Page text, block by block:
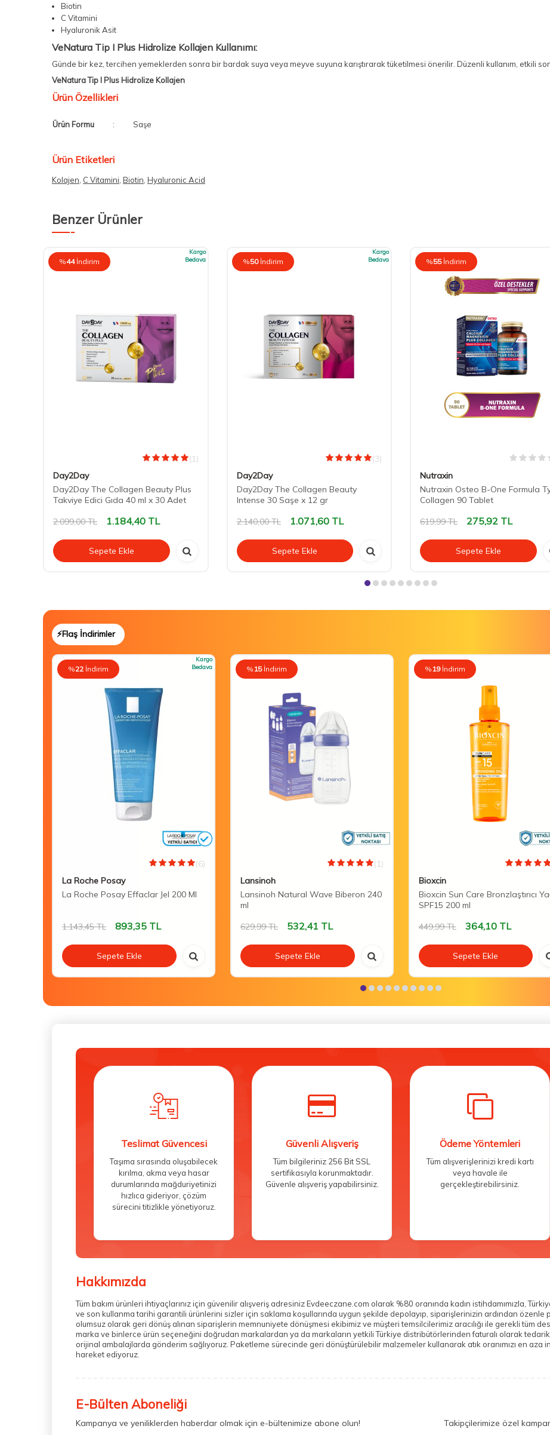
Biotin
C Vitamini
Hyaluronik Asit
VeNatura Tip I Plus Hidrolize Kollajen Kullanımı:
Günde bir kez, tercihen yemeklerden sonra bir bardak suya veya meyve suyuna karıştırarak tüketilmesi önerilir. Düzenli kullanım, etkili
VeNatura Tip I Plus Hidrolize Kollajen
Ürün Özellikleri
Ürün Formu : Saşe
Ürün Etiketleri
Kolajen, C Vitamini, Biotin, Hyaluronic Acid
Benzer Ürünler
%44 İndirim
Kargo
Bedava
(1)
Day2Day
Day2Day The Collagen Beauty Plus
Takviye Edici Gıda 40 ml x 30 Adet
2.099,00TL 1.184,40 TL
Sepete Ekle
%50 İndirim
Kargo
Bedava
(3)
Day2Day
Day2Day The Collagen Beauty
Intense 30 Saşe x 12 gr
2.140,00TL 1.071,60TL
Sepete Ekle
%55 İndirim
Nutraxin
Nutraxin Osteo B-One Formula
Collagen 90 Tablet
619,99TL 275,92 TL
Sepete Ekle
⚡Flaş İndirimler
%22 İndirim
Kargo
Bedava
(6)
La Roche Posay
La Roche Posay Effaclar Jel 200 Ml
1.143,45TL 893,35 TL
Sepete Ekle
%15 İndirim
(1)
Lansinoh
Lansinoh Natural Wave Biberon 240
ml
629,99TL 532,41 TL
Sepete Ekle
%19 İndirim
Bioxcin
Bioxcin Sun Care Bronzlaştırıcı
SPF15 200 ml
449,99TL 364,10TL
Sepete Ekle
Teslimat Güvencesi
Taşıma sırasında oluşabilecek
kırılma, akma veya hasar
durumlarında mağduriyetinizi
hızlıca gideriyor, çözüm
sürecini titizlikle yönetiyoruz.
Güvenli Alışveriş
Tüm bilgileriniz 256 Bit SSL
sertifikasıyla korunmaktadır.
Güvenle alışveriş yapabilirsiniz.
Ödeme Yöntemleri
Tüm alışverişlerinizi kredi kartı
veya havale ile
gerçekleştirebilirsiniz.
Hakkımızda
Tüm bakım ürünleri ihtiyaçlarınız için güvenilir alışveriş adresiniz Evdeeczane.com olarak %80 oranında kadın istihdamımızla,
ve son kullanma tarihi garantili ürünlerini sizler için saklama koşullarında uygun şekilde depolayıp, siparişlerinizin ardından özenle
olumsuz olarak geri dönüş alınan siparişlerin memnuniyete dönüşmesi ekibimiz ve müşteri temsilcilerimiz aracılığı ile gerekli tüm
marka ve binlerce ürün seçeneğini doğrudan markalardan ya da markaların yetkili Türkiye distribütörlerinden faturalı olarak
orijinal ambalajlarda gönderim sağlıyoruz. Paketleme sürecinde geri dönüştürülebilir malzemeler kullanarak atık oranımızı en
hareket ediyoruz.
E-Bülten Aboneliği
Kampanya ve yeniliklerden haberdar olmak için e-bültenimize abone olun! Takipçilerimize özel